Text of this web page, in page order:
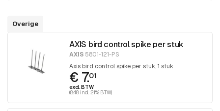
Overige
AXIS bird control spike per stuk
AXIS 5801-121-PS
Axis bird control spike per stuk, 1 stuk
€ 7.01
excl. BTW
(8.48 incl. 21% BTW)